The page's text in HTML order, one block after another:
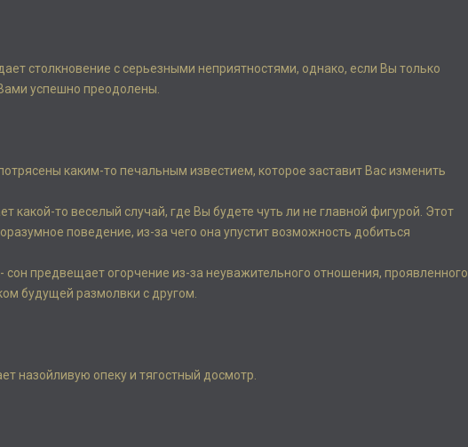
столкновение с серьезными неприятностями, однако, если Вы только
успешно преодолены.
каким-то печальным известием, которое заставит Вас изменить
какой-то веселый случай, где Вы будете чуть ли не главной фигурой. Этот
поведение, из-за чего она упустит возможность добиться
сон предвещает огорчение из-за неуважительного отношения, проявленного
будущей размолвки с другом.
назойливую опеку и тягостный досмотр.